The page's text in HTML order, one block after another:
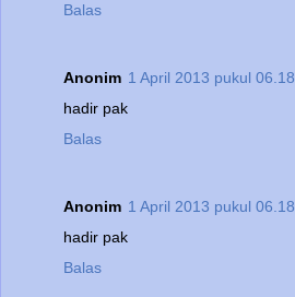
Balas
Anonim 1 April 2013 pukul 06.18
hadir pak
Balas
Anonim 1 April 2013 pukul 06.18
hadir pak
Balas